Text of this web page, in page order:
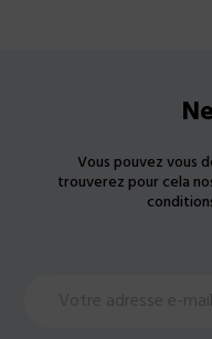
Vous pouvez vous
trouverez pour cela